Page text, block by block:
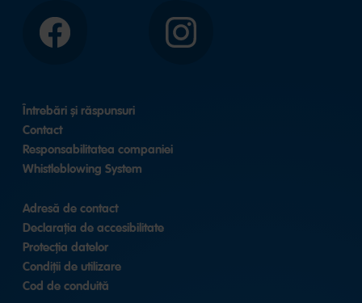
Facebook Instagram
Întrebări și răspunsuri
Contact
Responsabilitatea companiei
Whistleblowing System
Adresă de contact
Declarația de accesibilitate
Protecția datelor
Condiții de utilizare
Cod de conduită